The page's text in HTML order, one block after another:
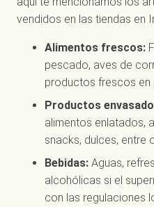
vendidos en las tiendas en
Alimentos frescos:
pescado, aves de
productos frescos en
Productos
alimentos enlatados,
snacks, dulces, entre
Bebidas: Aguas,
alcohólicas si el
con las regulaciones